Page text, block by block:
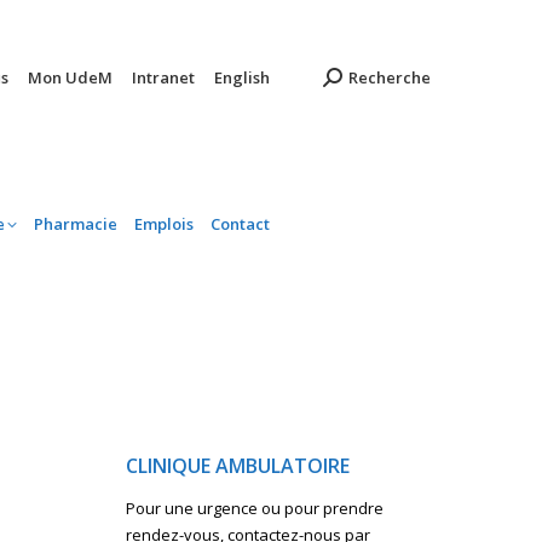
Mon UdeM Intranet English Recherche
Pharmacie Emplois Contact
CLINIQUE AMBULATOIRE
Pour une urgence ou pour prendre
rendez-vous, contactez-nous par